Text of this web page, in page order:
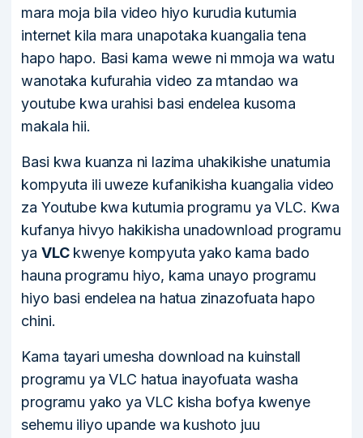
mara moja bila video hiyo kurudia kutumia
internet kila mara unapotaka kuangalia tena
hapo hapo. Basi kama wewe ni mmoja wa watu
wanotaka kufurahia video za mtandao wa
youtube kwa urahisi basi endelea kusoma
makala hii.
Basi kwa kuanza ni lazima uhakikishe unatumia
kompyuta ili uweze kufanikisha kuangalia video
za Youtube kwa kutumia programu ya VLC. Kwa
kufanya hivyo hakikisha unadownload programu
ya VLCkwenye kompyuta yako kama bado
hauna programu hiyo, kama unayo programu
hiyo basi endelea na hatua zinazofuata hapo
chini.
Kama tayari umesha download na kuinstall
programu ya VLC hatua inayofuata washa
programu yako ya VLC kisha bofya kwenye
sehemu iliyo upande wa kushoto juu